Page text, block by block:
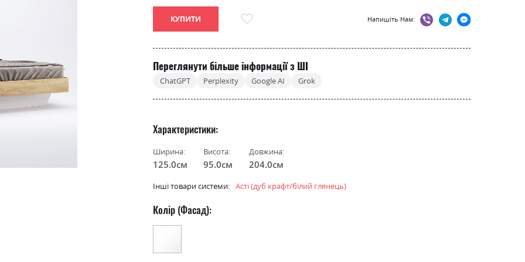
КУПИТИ Напишіть Нам:
Переглянути більше інформації з ШІ
ChatGPT Perplexity Google AI Grok
Характеристики
Ширина:
125.0см
Висота:
95.0см
Довжина:
204.0см
Інші товари системи: Асті (дуб крафт/білий глянець)
Колір (Фасад):